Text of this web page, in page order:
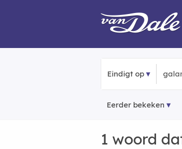
Eindigt op
Eerder bekeken
1 woord